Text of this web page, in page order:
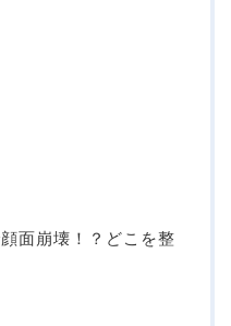
面崩壊！？どこを整